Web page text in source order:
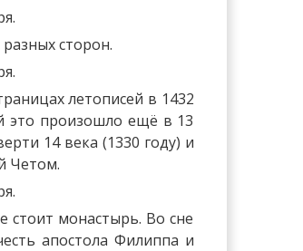
сторон.
летописей в 1432
это произошло ещё в 13
14 века (1330 году) и
Четом.
стоит монастырь. Во сне
апостола Филиппа и